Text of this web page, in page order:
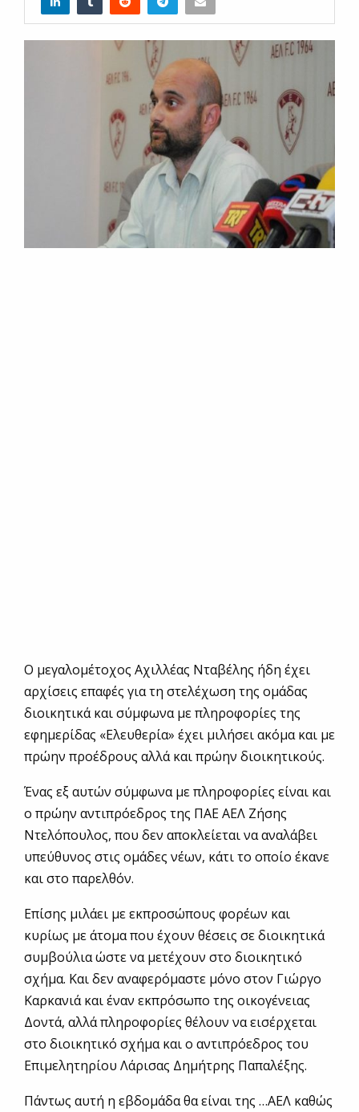
Ο μεγαλομέτοχος Αχιλλέας Νταβέλης ήδη έχει
αρχίσεις επαφές για τη στελέχωση της ομάδας
διοικητικά και σύμφωνα με πληροφορίες της
εφημερίδας «Ελευθερία» έχει μιλήσει ακόμα και με
πρώην προέδρους αλλά και πρώην διοικητικούς.
Ένας εξ αυτών σύμφωνα με πληροφορίες είναι και
ο πρώην αντιπρόεδρος της ΠΑΕ ΑΕΛ Ζήσης
Ντελόπουλος, που δεν αποκλείεται να αναλάβει
υπεύθυνος στις ομάδες νέων, κάτι το οποίο έκανε
και στο παρελθόν.
Επίσης μιλάει με εκπροσώπους φορέων και
κυρίως με άτομα που έχουν θέσεις σε διοικητικά
συμβούλια ώστε να μετέχουν στο διοικητικό
σχήμα. Και δεν αναφερόμαστε μόνο στον Γιώργο
Καρκανιά και έναν εκπρόσωπο της οικογένειας
Δοντά, αλλά πληροφορίες θέλουν να εισέρχεται
στο διοικητικό σχήμα και ο αντιπρόεδρος του
Επιμελητηρίου Λάρισας Δημήτρης Παπαλέξης.
Πάντως αυτή η εβδομάδα θα είναι της …ΑΕΛ καθώς